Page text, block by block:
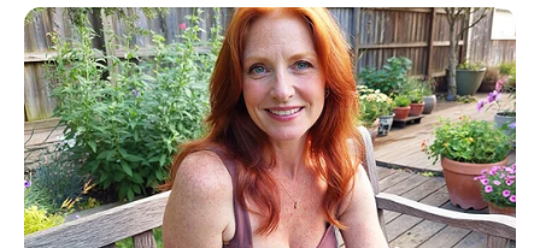
19:30 / 06 Avqust 2026 CƏMİYYƏT
Xanım Sultanova yüksək vəzifəyə təyin
edildi
63 0 0